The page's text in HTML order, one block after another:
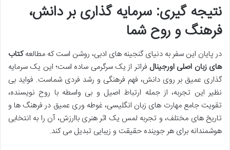
نتیجه گیری: سرمایه گذاری بر دانش،
فرهنگ و روح شما
در پایان این سفر به دنیای گنجینه های ادبی، روشن است که مطالعهکتاب
های زبان اصلی اورجینال فراتر از یک سرگرمی ساده است؛ این یک سرمایه
گذاری عمیق بر روی دانش، فهم فرهنگی و رشد فردی شماست. فواید بی
نظیر این تجربه، از جمله ارتباط اصیل و بی واسطه با روح نویسنده،
تقویت جامع مهارت های زبان انگلیسی، غوطه وری عمیق در فرهنگ ها و
تاریخ های مختلف، و تجربه لمس یک اثر هنری باارزش، آن را به انتخابی
هوشمندانه برای هر جوینده حقیقت و زیبایی تبدیل می کند.